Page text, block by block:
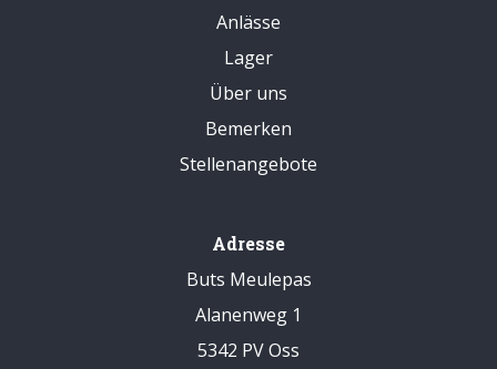
Anlässe
Lager
Über uns
Bemerken
Stellenangebote
Adresse
Buts Meulepas
Alanenweg 1
5342 PV Oss